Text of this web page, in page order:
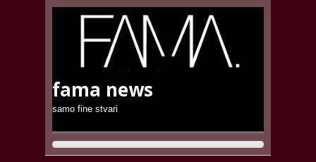
fama news
samo fine stvari